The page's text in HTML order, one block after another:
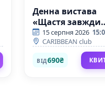
Денна вистава
«Щастя завжди
поруч»
15 серпня 2026
CARIBBEAN club
ВІД690₴